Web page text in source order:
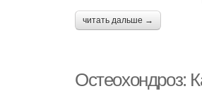
читать дальше →
Остеохондроз: